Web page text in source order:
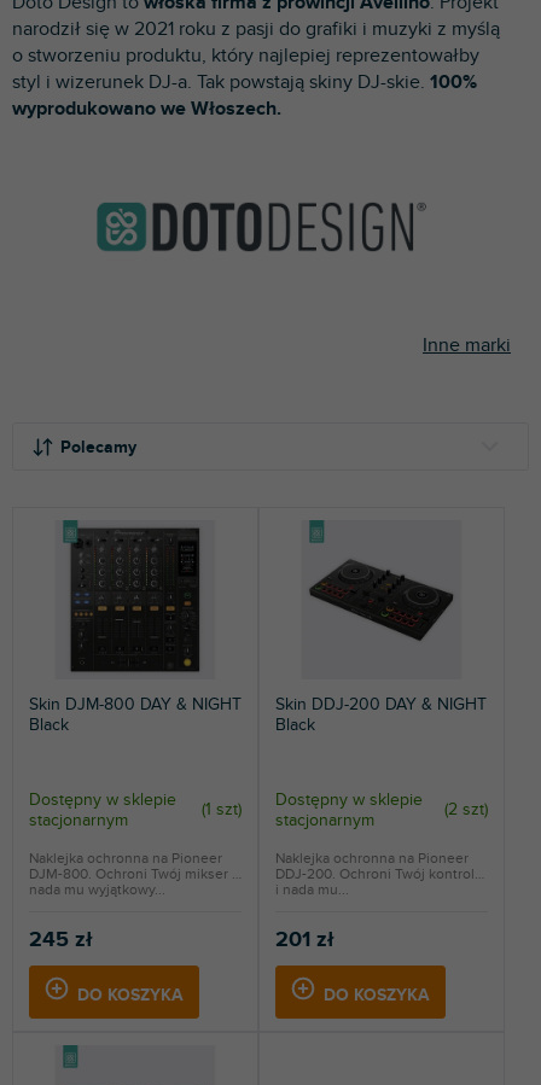
narodził się w 2021 roku z pasji do grafiki i muzyki z myślą
o stworzeniu produktu, który najlepiej reprezentowałby
styl i wizerunek DJ-a. Tak powstają skiny DJ-skie. 100%
wyprodukowano we Włoszech.
Inne marki
Polecamy
NAJDROŻSZE
NAJCZĘŚCIEJ SPRZEDAWANE
ALFABETYCZNIE
p
r
o
d
u
Skin DJM-800 DAY & NIGHT
Black
Dostępny w sklepie
stacjonarnym
(1 szt)
245 zł
DO KOSZYKA
Naklejka ochronna na Pioneer
DJM-800. Ochroni Twój mikser i
nada mu wyjątkowy...
Skin DDJ-200 DAY & NIGHT
Black
Dostępny w sklepie
stacjonarnym
(2 szt)
201 zł
DO KOSZYKA
Naklejka ochronna na Pioneer
DDJ-200. Ochroni Twój kontroler
i nada mu...